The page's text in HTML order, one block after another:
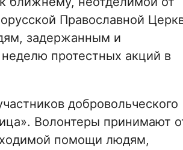
Православной
задержанным и
протестных акций в
добровольческого
Волонтеры принимают
помощи людям,